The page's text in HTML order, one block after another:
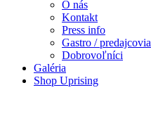
O nás
Kontakt
Press info
Gastro / predajcovia
Dobrovoľníci
Galéria
Shop Uprising